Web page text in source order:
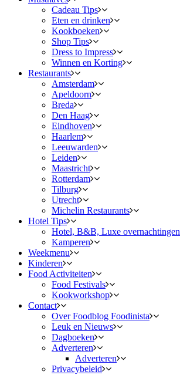
Cadeau Tips
Eten en drinken
Kookboeken
Shop Tips
Dress to Impress
Winnen en Korting
Restaurants
Amsterdam
Apeldoorn
Breda
Den Haag
Eindhoven
Haarlem
Leeuwarden
Leiden
Maastricht
Rotterdam
Tilburg
Utrecht
Michelin Restaurants
Hotel Tips
Hotel, B&B, Luxe overnachtingen
Kamperen
Weekmenu
Kinderen
Food Activiteiten
Food Festivals
Kookworkshop
Contact
Over Foodblog Foodinista
Leuk en Nieuws
Dagboeken
Adverteren
Adverteren
Privacybeleid